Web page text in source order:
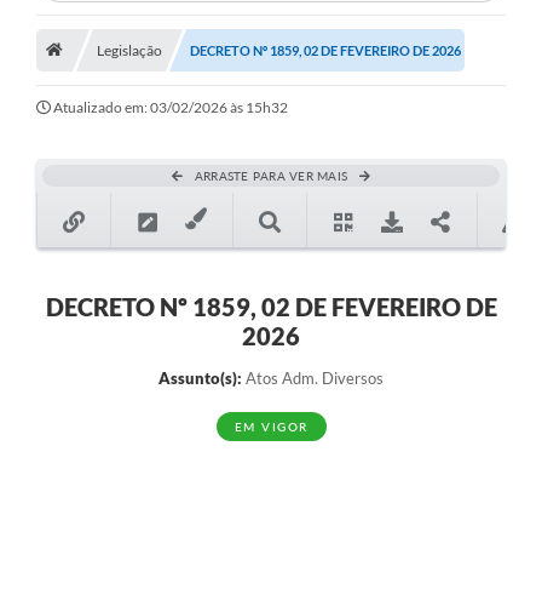
Galeria de Fotos
Ouvidoria
Legislação DECRETO Nº 1859, 02 DE FEVEREIRO DE 2026
Atualizado em: 03/02/2026 às 15h32
ARRASTE PARA VER MAIS
DECRETO Nº 1859, 02 DE FEVEREIRO DE
2026
Assunto(s): Atos Adm. Diversos
EM VIGOR